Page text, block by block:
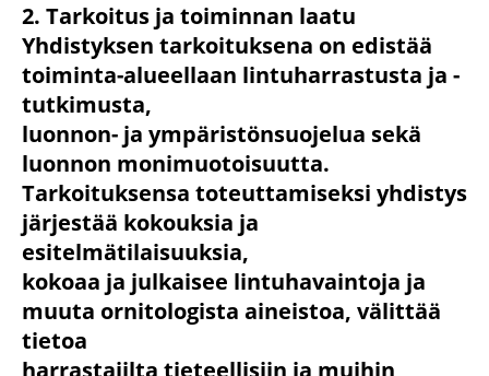
2. Tarkoitus ja toiminnan laatu
Yhdistyksen tarkoituksena on edistää
toiminta-alueellaan lintuharrastusta ja -
tutkimusta,
luonnon- ja ympäristönsuojelua sekä
luonnon monimuotoisuutta.
Tarkoituksensa toteuttamiseksi yhdistys
järjestää kokouksia ja
esitelmätilaisuuksia,
kokoaa ja julkaisee lintuhavaintoja ja
muuta ornitologista aineistoa, välittää
tietoa